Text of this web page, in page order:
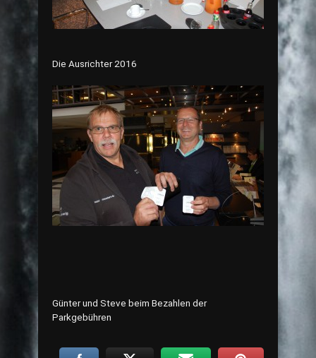
Die Ausrichter 2016
Günter und Steve beim Bezahlen der
Parkgebühren